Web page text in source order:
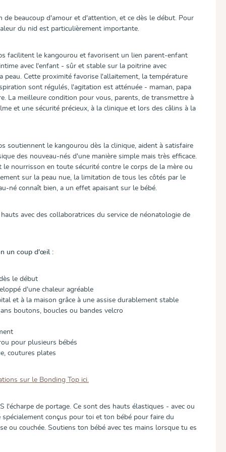
de beaucoup d'amour et d'attention, et ce dès le début. Pour
du nid est particulièrement importante.
facilitent le kangourou et favorisent un lien parent-enfant
avec l'enfant - sûr et stable sur la poitrine avec
peau. Cette proximité favorise l'allaitement, la température
sont régulés, l'agitation est atténuée - maman, papa
La meilleure condition pour vous, parents, de transmettre à
et une sécurité précieux, à la clinique et lors des câlins à la
soutiennent le kangourou dès la clinique, aident à satisfaire
des nouveau-nés d'une manière simple mais très efficace.
le nourrisson en toute sécurité contre le corps de la mère ou
sur la peau nue, la limitation de tous les côtés par le
né connaît bien, a un effet apaisant sur le bébé.
avec des collaboratrices du service de néonatologie de
un coup d'œil :
le début
d'une chaleur agréable
et à la maison grâce à une assise durablement stable
boutons, boucles ou bandes velcro
pour plusieurs bébés
coutures plates
sur le Bonding Top ici.
l'écharpe de portage. Ce sont des hauts élastiques - avec ou
conçus pour toi et ton bébé pour faire du
ou couchée. Soutiens ton bébé avec tes mains lorsque tu es